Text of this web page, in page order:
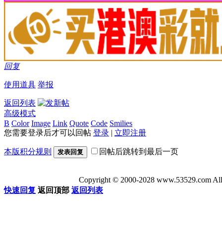
回复
使用道具 举报
返回列表
高级模式
B Color Image Link Quote Code Smilies
您需要登录后才可以回帖 登录 | 立即注册
本版积分规则 发表回复 回帖后跳转到最后一页
Copyright © 2000-2028 www.53529.com
快速回复 返回顶部 返回列表